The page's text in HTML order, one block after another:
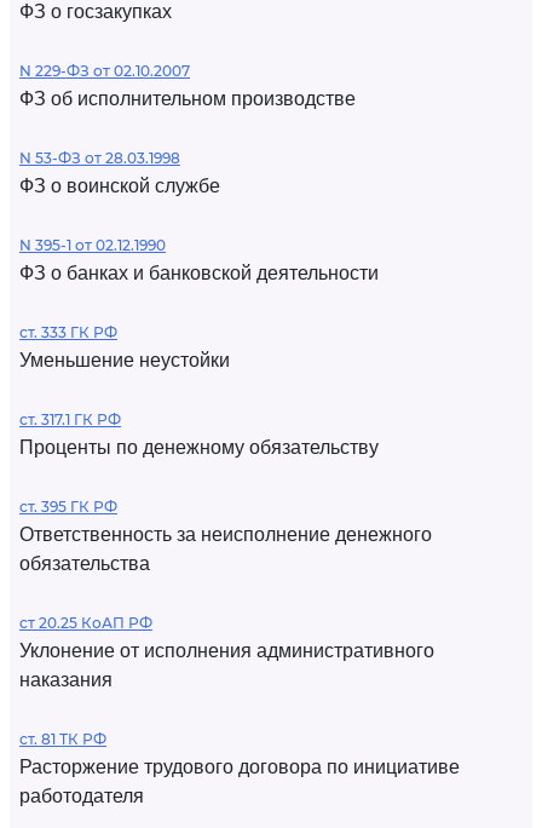
ФЗ о госзакупках
N 229-ФЗ от 02.10.2007
ФЗ об исполнительном производстве
N 53-ФЗ от 28.03.1998
ФЗ о воинской службе
N 395-1 от 02.12.1990
ФЗ о банках и банковской деятельности
ст. 333 ГК РФ
Уменьшение неустойки
ст. 317.1 ГК РФ
Проценты по денежному обязательству
ст. 395 ГК РФ
Ответственность за неисполнение денежного
обязательства
ст 20.25 КоАП РФ
Уклонение от исполнения административного
наказания
ст. 81 ТК РФ
Расторжение трудового договора по инициативе
работодателя